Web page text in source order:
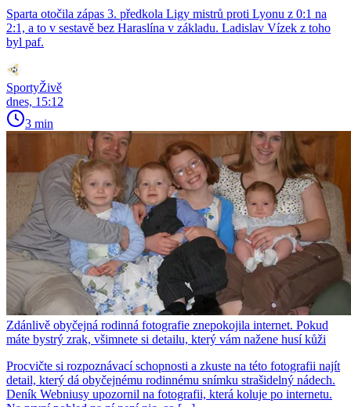
Sparta otočila zápas 3. předkola Ligy mistrů proti Lyonu z 0:1 na
2:1, a to v sestavě bez Haraslína v základu. Ladislav Vízek z toho
byl paf.
SportyŽivě
dnes, 15:12
3 min
Zdánlivě obyčejná rodinná fotografie znepokojila internet. Pokud
máte bystrý zrak, všimnete si detailu, který vám nažene husí kůži
Procvičte si rozpoznávací schopnosti a zkuste na této fotografii najít
detail, který dá obyčejnému rodinnému snímku strašidelný nádech.
Deník Webniusy upozornil na fotografii, která koluje po internetu.